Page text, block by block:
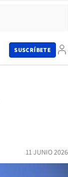
SUSCRÍBETE
11 JUNIO 2026